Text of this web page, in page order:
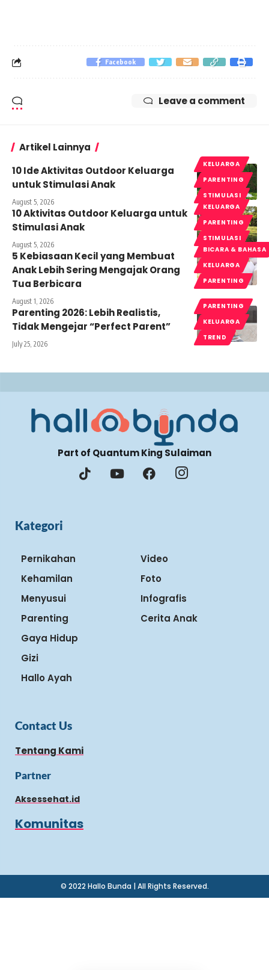
Facebook
Leave a comment
Artikel Lainnya
KELUARGA
PARENTING
STIMULASI
10 Ide Aktivitas Outdoor Keluarga
untuk Stimulasi Anak
August 5, 2026
KELUARGA
PARENTING
STIMULASI
10 Aktivitas Outdoor Keluarga untuk
Stimulasi Anak
August 5, 2026
BICARA & BAHASA
KELUARGA
PARENTING
5 Kebiasaan Kecil yang Membuat
Anak Lebih Sering Mengajak Orang
Tua Berbicara
August 1, 2026
PARENTING
KELUARGA
TREND
Parenting 2026: Lebih Realistis,
Tidak Mengejar “Perfect Parent”
July 25, 2026
Part of Quantum King Sulaiman
Kategori
Pernikahan
Kehamilan
Menyusui
Parenting
Gaya Hidup
Gizi
Hallo Ayah
Video
Foto
Infografis
Cerita Anak
Contact Us
Tentang Kami
Partner
Aksessehat.id
Komunitas
© 2022 Hallo Bunda | All Rights Reserved.